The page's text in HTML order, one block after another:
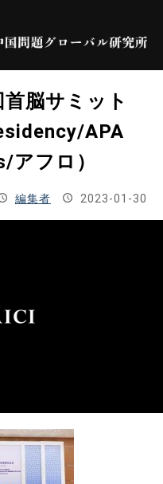
脳サミット
APA
フロ）
編集者 2023-01-30